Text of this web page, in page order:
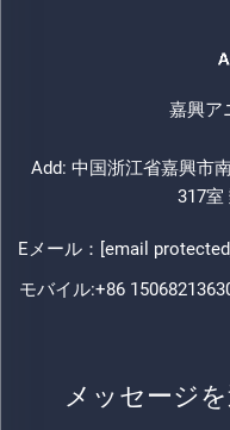
嘉興ア
Add: 中国浙江省嘉興市
317室
Eメール： [email
モバイル:+86
メッセージ